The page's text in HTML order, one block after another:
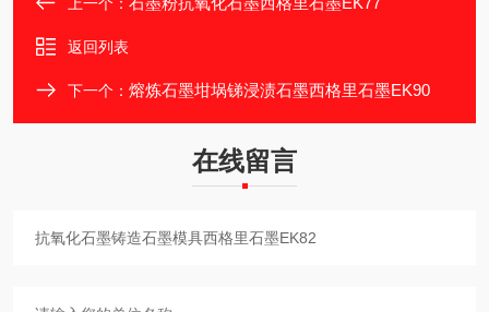
返回列表
下一个： 熔炼石墨坩埚锑浸渍石墨西格里石墨EK90
在线留言